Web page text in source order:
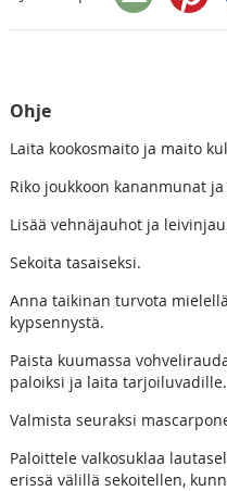
Ohje
Laita kookosmaito ja maito
Riko joukkoon kananmunat ja
Lisää vehnäjauhot ja
Sekoita tasaiseksi.
Anna taikinan turvota
kypsennystä.
Paista kuumassa
paloiksi ja laita tarjoiluvadille.
Valmista seuraksi
Paloittele valkosuklaa
erissä välillä sekoitellen,